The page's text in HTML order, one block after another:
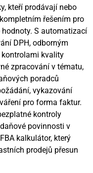
kteří prodávají nebo
řešením pro
S automatizací
DPH, odborným
kvality
zpracování v tématu,
poradců
vykazování
pro forma faktur.
kontroly
povinnosti v
kalkulátor, který
prodejů přesun